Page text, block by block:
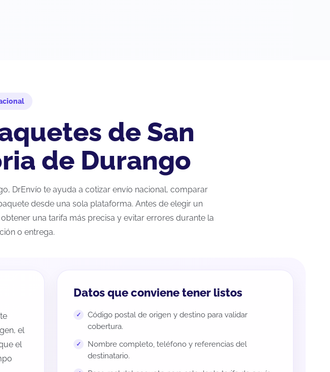
de San
de Durango
DrEnvío te ayuda a cotizar envío nacional, comparar
desde una sola plataforma. Antes de elegir un
una tarifa más precisa y evitar errores durante la
o entrega.
el
el
Datos que conviene tener listos
Código postal de origen y destino para validar
cobertura.
Nombre completo, teléfono y referencias del
destinatario.